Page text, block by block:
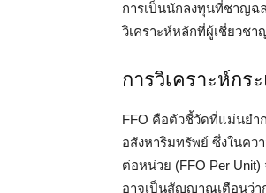
การเป็นนักลงทุนที่ชาญฉ
วิเคราะห์หลักที่ผู้เชี่ยวชา
การวิเคราะห์กร
FFO คือตัวชี้วัดที่แม่นยำ
อสังหาริมทรัพย์ ซึ่งในคว
ต่อหน่วย (FFO Per
อาจเป็นสัญญาณเตือนว่า